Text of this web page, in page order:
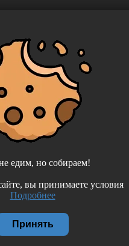
аромат "Апельсин",
(ООО "Сервис") НП010
экономичный
такую проблему —
едим, но собираем!
вы принимаете условия
Подробнее
Принять